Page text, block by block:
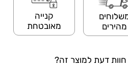
מהירים
קנייה
מאובטחת
דעת למוצר זה?